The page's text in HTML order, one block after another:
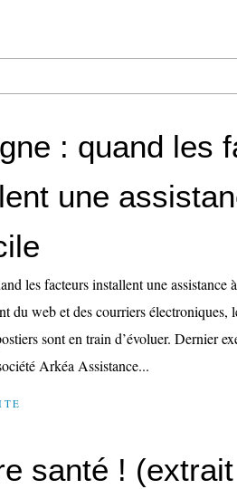
: quand les
une
les facteurs installent une assistance
du web et des courriers électroniques,
sont en train d’évoluer. Dernier
Arkéa Assistance...
santé !